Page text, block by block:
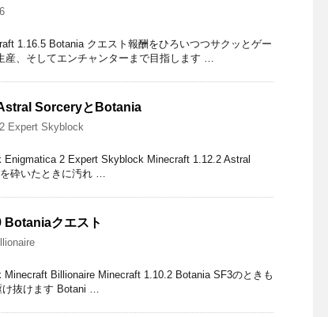
1.16.5 Botania クエスト報酬をひろいつつサクッとゲー
産、そしてエンチャンターまで目指します …
SorceryとBotania
Expert Skyblock
2 Expert Skyblock Minecraft 1.12.2 Astral
砕いたときに汚れ …
クエスト
Billionaire Minecraft 1.10.2 Botania SF3のときも
け抜けます Botani …